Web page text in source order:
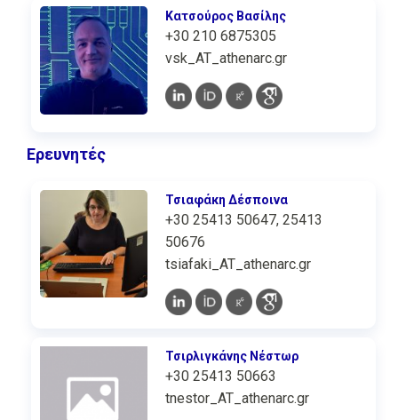
Κατσούρος Βασίλης
+30 210 6875305
vsk_AT_athenarc.gr
Ερευνητές
Τσιαφάκη Δέσποινα
+30 25413 50647, 25413
50676
tsiafaki_AT_athenarc.gr
Τσιρλιγκάνης Νέστωρ
+30 25413 50663
tnestor_AT_athenarc.gr